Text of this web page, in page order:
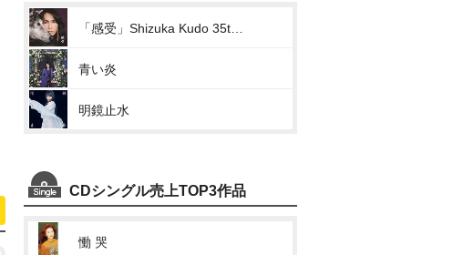
青い炎
明鏡止水
CDシングル売上TOP3作品
慟 哭